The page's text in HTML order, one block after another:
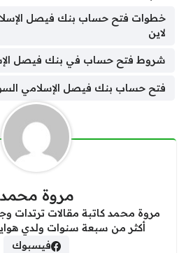
خطوات فتح حساب بنك فيصل
لاين
شروط فتح حساب في بنك فيصل
فتح حساب بنك فيصل الإسلامي
مروة محمد
مروة محمد كاتبة مقالات ترتدات
أكثر من سبعة سنوات ولدي
فيسبوك